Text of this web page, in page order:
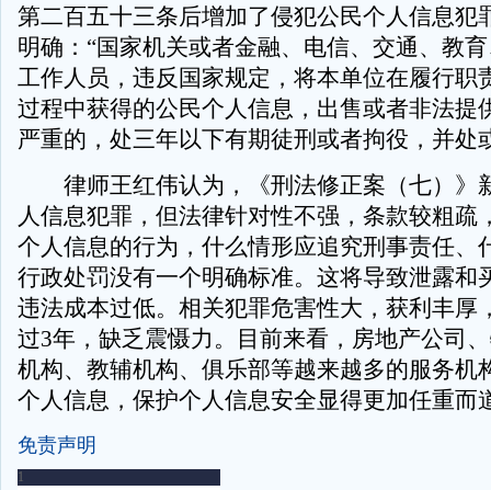
第二百五十三条后增加了侵犯公民个人信息犯
明确：“国家机关或者金融、电信、交通、教
工作人员，违反国家规定，将本单位在履行职
过程中获得的公民个人信息，出售或者非法提
严重的，处三年以下有期徒刑或者拘役，并处
律师王红伟认为，《刑法修正案（七）》
人信息犯罪，但法律针对性不强，条款较粗疏
个人信息的行为，什么情形应追究刑事责任、
行政处罚没有一个明确标准。这将导致泄露和
违法成本过低。相关犯罪危害性大，获利丰厚
过3年，缺乏震慑力。目前来看，房地产公司
机构、教辅机构、俱乐部等越来越多的服务机
个人信息，保护个人信息安全显得更加任重而
免责声明